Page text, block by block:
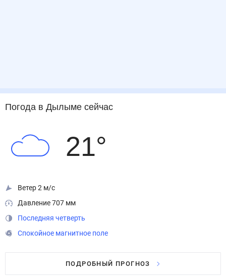
Погода в Дылымесейчас
21°
Ветер 2 м/с
Давление 707 мм
Последняя четверть
Спокойное магнитное поле
ПОДРОБНЫЙ ПРОГНОЗ